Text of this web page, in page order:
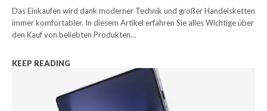
Das Einkaufen wird dank moderner Technik und großer Handelsketten
immer komfortabler. In diesem Artikel erfahren Sie alles Wichtige über
den Kauf von beliebten Produkten...
KEEP READING